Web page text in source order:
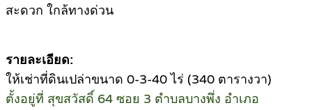
สะดวก ใกล้ทางด่วน
รายละเอียด:
ให้เช่าที่ดินเปล่าขนาด 0-3-40 ไร่ (340 ตารางวา)
ตั้งอยู่ที่ สุขสวัสดิ์ 64 ซอย 3 ตำบลบางพึ่ง อำเภอ